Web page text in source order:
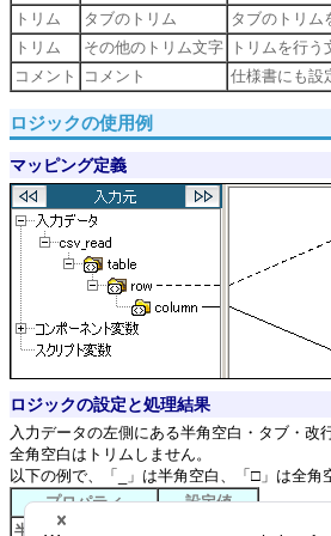
トリム タブのトリム
タブのトリム
トリム
その他のトリム文字
トリムを行
コメント
コメント 仕様書にも設
ロジックの使用例
マッピング定義
ロジックの設定と処理結果
入力データの左側にある半角空白・タブ・改
全角空白はトリムしません。
以下の例で、「_」は半角空白、「□」は全角
プロパティ
設定値
半角空白のトリム